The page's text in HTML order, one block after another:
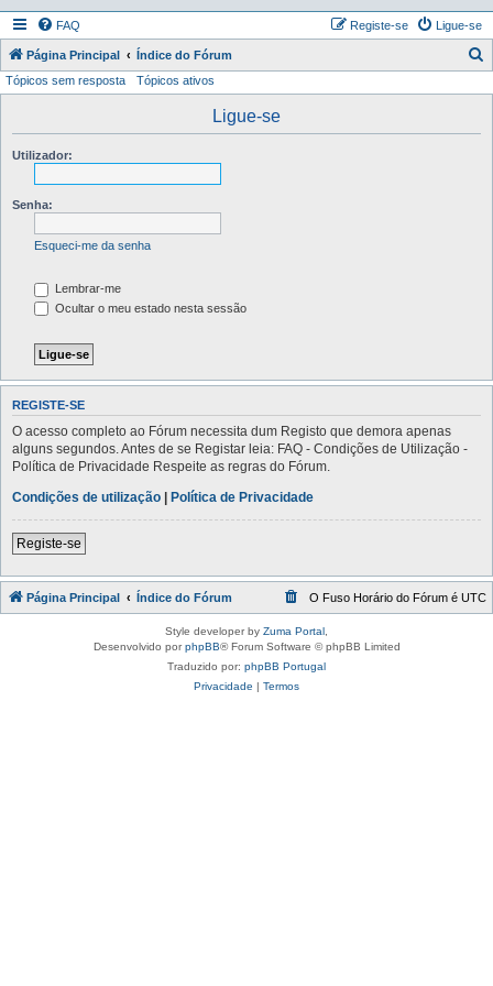
FAQ Ligue-se
Registe-se
Página Principal Índice do Fórum
Tópicos sem resposta Tópicos ativos
Ligue-se
Utilizador:
Senha:
Esqueci-me da senha
Lembrar-me
Ocultar o meu estado nesta sessão
REGISTE-SE
O acesso completo ao Fórum necessita dum Registo que demora apenas
alguns segundos. Antes de se Registar leia: FAQ - Condições de Utilização -
Política de Privacidade Respeite as regras do Fórum.
Condições de utilização | Política de Privacidade
Registe-se
Página Principal Índice do Fórum O Fuso Horário do Fórum é UTC
Style developer by Zuma Portal
Desenvolvido porphpBB® Forum Software © phpBB Limited
Traduzido por: phpBB Portugal
Privacidade | Termos